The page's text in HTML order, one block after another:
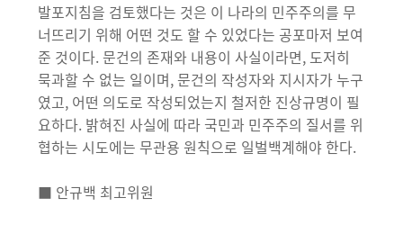
발포지침을 검토했다는 것은 이 나라의 민주주의를 무
너뜨리기 위해 어떤 것도 할 수 있었다는 공포마저 보여
준 것이다. 문건의 존재와 내용이 사실이라면, 도저히
묵과할 수 없는 일이며, 문건의 작성자와 지시자가 누구
였고, 어떤 의도로 작성되었는지 철저한 진상규명이 필
요하다. 밝혀진 사실에 따라 국민과 민주주의 질서를 위
협하는 시도에는 무관용 원칙으로 일벌백계해야 한다.
■ 안규백 최고위원